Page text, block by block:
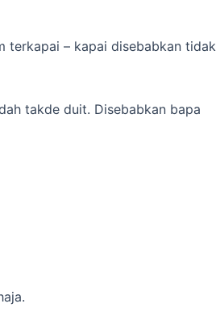
terkapai – kapai disebabkan tidak
takde duit. Disebabkan bapa